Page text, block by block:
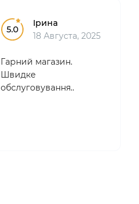
5.0
Ірина
18 Августа, 2025
Гарний магазин.
Швидке
обслуговування..